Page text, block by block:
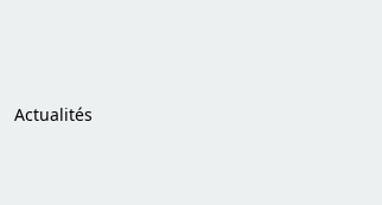
Actualités